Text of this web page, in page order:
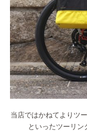
当店ではかねてよりツ
といったツーリン